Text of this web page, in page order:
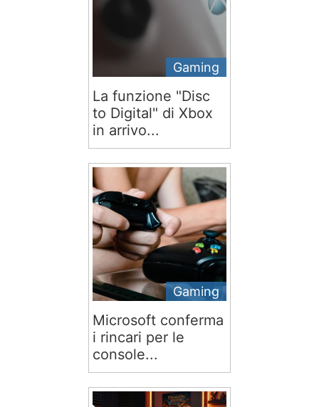
Gaming
La funzione "Disc
to Digital" di Xbox
in arrivo...
Gaming
Microsoft conferma
i rincari per le
console...